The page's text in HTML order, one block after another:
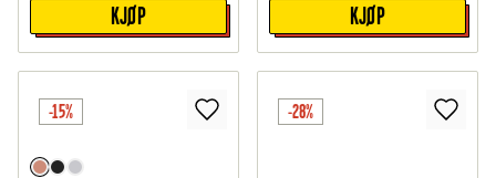
KJØP KJØP
-15% -28%